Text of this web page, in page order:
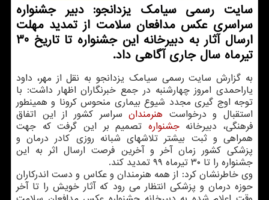
سایت رسمی سیامك یزدانجو: دبیر جشنواره
سراسری عكس مدافعان سلامت از تمدید مهلت
ارسال آثار به دبیرخانه این جشنواره تا تاریخ 30
تیرماه سال جاری آگاهی داد.
به گزارش سایت رسمی سیامک یزدانجو به نقل از مهر، داود
یاراحمدی امروز چهارشنبه در جمع خبرنگاران اظهار داشت: با
توجه اوج گیری مجدد شیوع بیماری منحوس کرونا و همینطور
استقبال و درخواست هنرمندانسراسر کشور از این اتفاق
فرهنگی، دبیرخانهجشنواره تصمیم بر این گرفت که جهت
همراهی و ثبت بیشتر تلاشهای شبانه روزی کادر درمان و
پزشکی کشور زمان آخر و آخرین فرصت ارسال اثر به این
جشنواره را تا ۳۰ تیرماه ۹۹ تمدید کند.
وی خاطرنشان کرد: از همه هنرمندان و عکاس و دست اندرکاران
حوزه درمان و پزشکی انتظار می رود که آثار خویش را تا آخر